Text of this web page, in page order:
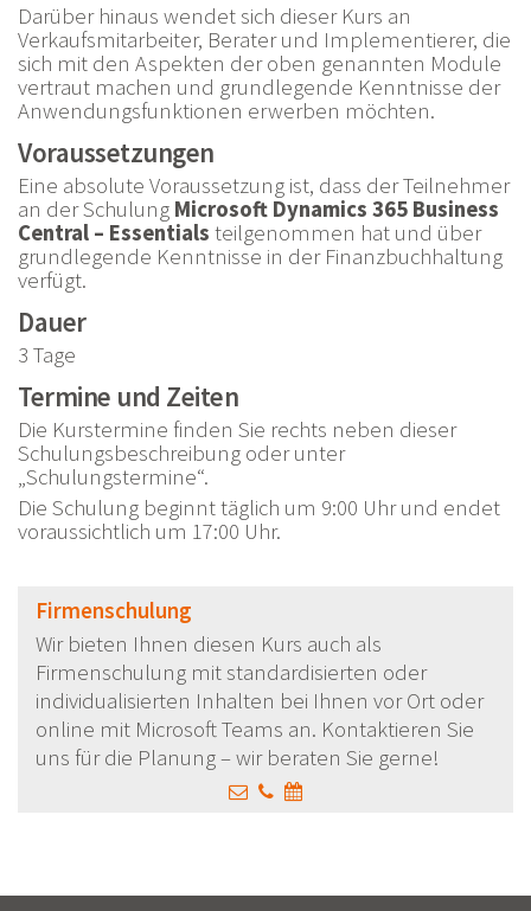
Darüber hinaus wendet sich dieser Kurs an
Verkaufsmitarbeiter, Berater und Implementierer, die
sich mit den Aspekten der oben genannten Module
vertraut machen und grundlegende Kenntnisse der
Anwendungsfunktionen erwerben möchten.
Voraussetzungen
Eine absolute Voraussetzung ist, dass der Teilnehmer
an der Schulung Microsoft Dynamics 365 Business
Central – Essentials teilgenommen hat und über
grundlegende Kenntnisse in der Finanzbuchhaltung
verfügt.
Dauer
3 Tage
Termine und Zeiten
Die Kurstermine finden Sie rechts neben dieser
Schulungsbeschreibung oder unter
„Schulungstermine“.
Die Schulung beginnt täglich um 9:00 Uhr und endet
voraussichtlich um 17:00 Uhr.
Firmenschulung
Wir bieten Ihnen diesen Kurs auch als
Firmenschulung mit standardisierten oder
individualisierten Inhalten bei Ihnen vor Ort oder
online mit Microsoft Teams an. Kontaktieren Sie
uns für die Planung – wir beraten Sie gerne!